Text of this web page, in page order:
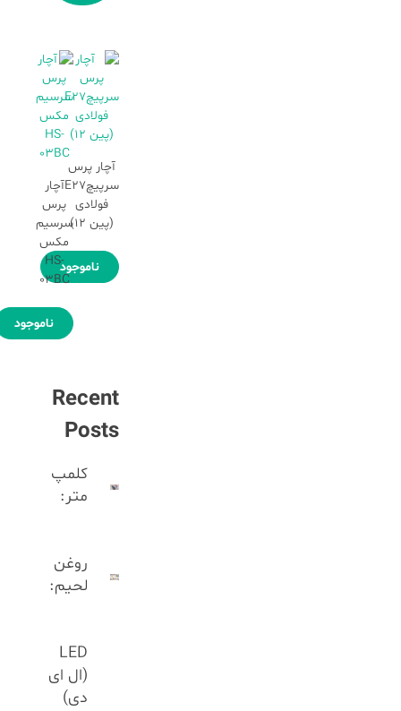
آچار پرس
سرپیچE27
فولادی
(پین 12)
ناموجود
آچار
پرس
سرسیم
مکس
HS-
03BC
ناموجود
Recent
Posts
کلمپ
متر:
روغن
لحیم:
LED
(ال ای
دی)